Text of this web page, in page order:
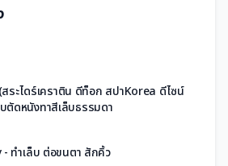
สระไดร์เคราติน ดีท็อก สปาKorea ดีไซน์
ตัดหนังทาสีเล็บธรรมดา
ทำเล็บ ต่อขนตา สักคิ้ว